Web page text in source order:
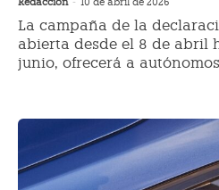
Redacción - 10 de abril de 2026
La campaña de la
abierta desde el 8 de abril
junio, ofrecerá a autónomos